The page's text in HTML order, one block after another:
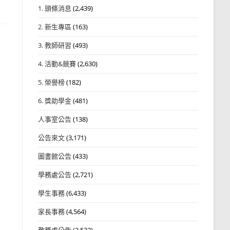
1. 頭條消息 (2,439)
2. 新生專區 (163)
3. 教師研習 (493)
4. 活動&競賽(2,630)
5. 榮譽榜(182)
6. 獎助學金(481)
人事室公告(138)
公告來文(3,171)
圖書館公告(433)
學務處公告(2,721)
學生事務(6,433)
家長事務(4,564)